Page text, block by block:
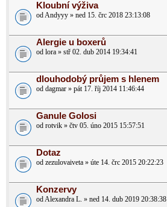
Kloubní výživa
od Andyyy » ned 15. črc 2018 23:13:08
Alergie u boxerů
od lora » stř 02. dub 2014 19:34:41
dlouhodobý průjem s hlenem
od dagmar » pát 17. říj 2014 11:46:44
Ganule Golosi
od rotvik » čtv 05. úno 2015 15:57:51
Dotaz
od zezulovaiveta » úte 14. črc 2015 20:22:23
Konzervy
od Alexandra L. » ned 14. dub 2019 20:38:38